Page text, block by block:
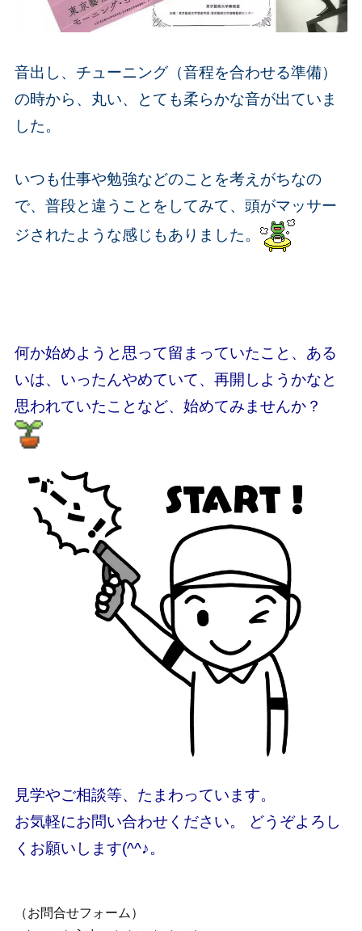
音出し、チューニング（音程を合わせる準備）
の時から、丸い、とても柔らかな音が出ていま
した。
いつも仕事や勉強などのことを考えがちなの
で、普段と違うことをしてみて、頭がマッサー
ジされたような感じもありました。
何か始めようと思って留まっていたこと、ある
いは、いったんやめていて、再開しようかなと
思われていたことなど、始めてみませんか？
見学やご相談等、たまわっています。
お気軽にお問い合わせください。 どうぞよろし
くお願いします(^^♪。
（お問合せフォーム）